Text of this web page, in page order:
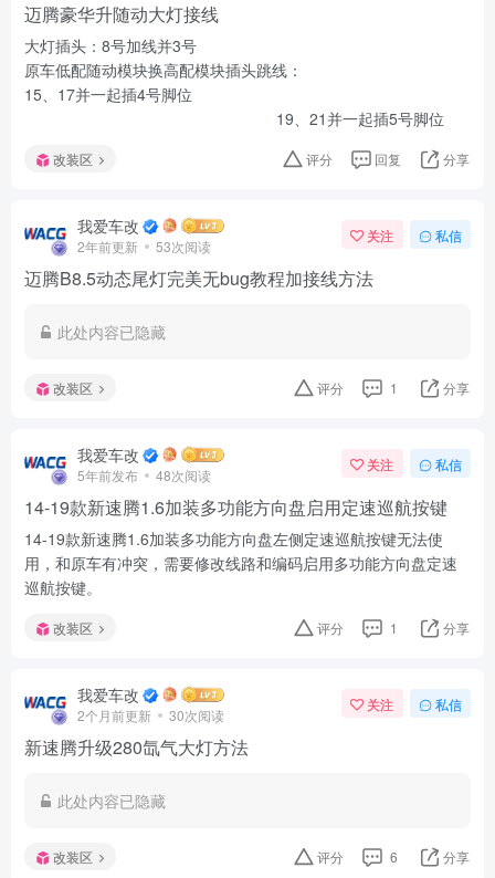
迈腾豪华升随动大灯接线
大灯插头：8号加线并3号
原车低配随动模块换高配模块插头跳线：
15、17并一起插4号脚位
19、21并一起插5号脚位
改装区 评分 回复 分享
我爱车改
2年前更新 53次阅读
关注 私信
迈腾B8.5动态尾灯完美无bug教程加接线方法
此处内容已隐藏
改装区 评分 1 分享
我爱车改
5年前发布 48次阅读
关注 私信
14-19款新速腾1.6加装多功能方向盘启用定速巡航按键
14-19款新速腾1.6加装多功能方向盘左侧定速巡航按键无法使
用，和原车有冲突，需要修改线路和编码启用多功能方向盘定速
巡航按键。
改装区 评分 1 分享
我爱车改
2个月前更新 30次阅读
关注 私信
新速腾升级280氙气大灯方法
此处内容已隐藏
改装区 评分 6 分享